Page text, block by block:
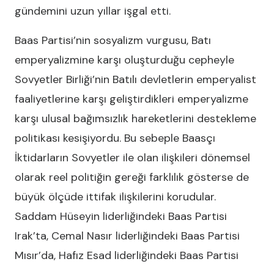
gündemini uzun yıllar işgal etti.
Baas Partisi’nin sosyalizm vurgusu, Batı
emperyalizmine karşı oluşturduğu cepheyle
Sovyetler Birliği’nin Batılı devletlerin emperyalist
faaliyetlerine karşı geliştirdikleri emperyalizme
karşı ulusal bağımsızlık hareketlerini destekleme
politikası kesişiyordu. Bu sebeple Baasçı
İktidarların Sovyetler ile olan ilişkileri dönemsel
olarak reel politiğin gereği farklılık gösterse de
büyük ölçüde ittifak ilişkilerini korudular.
Saddam Hüseyin liderliğindeki Baas Partisi
Irak’ta, Cemal Nasır liderliğindeki Baas Partisi
Mısır’da, Hafız Esad liderliğindeki Baas Partisi